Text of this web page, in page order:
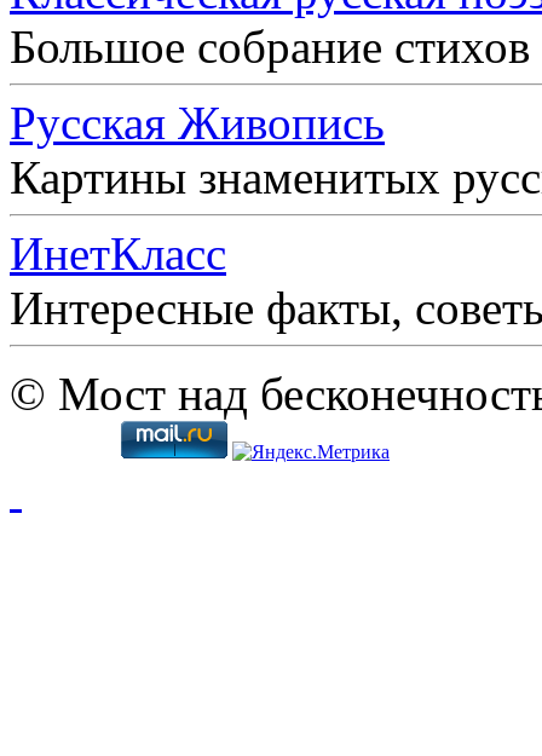
Большое собрание
Русская Живопись
Картины знаменитых
ИнетКласс
Интересные факты,
© Мост над